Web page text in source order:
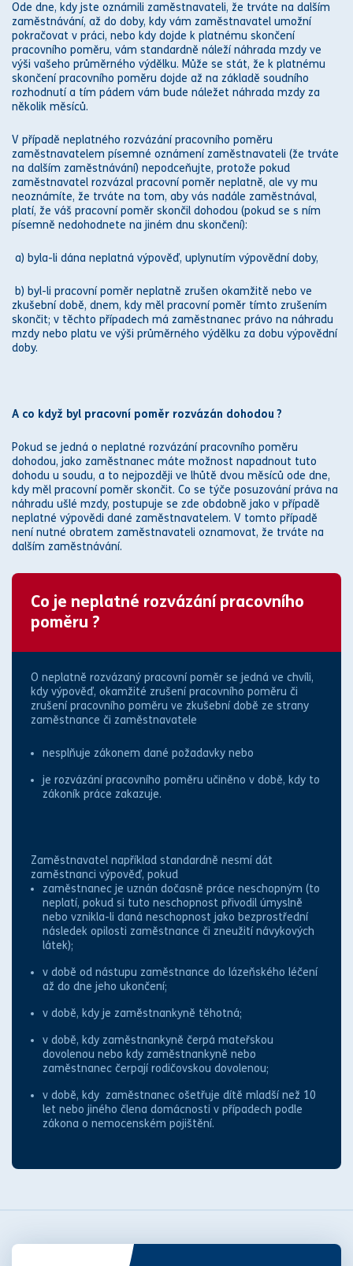
Co je neplatné rozvázání pracovního
poměru ?
O neplatně rozvázaný pracovní poměr se jedná ve chvíli,
kdy výpověď, okamžité zrušení pracovního poměru či
zrušení pracovního poměru ve zkušební době ze strany
zaměstnance či zaměstnavatele
nesplňuje zákonem dané požadavky nebo
je rozvázání pracovního poměru učiněno v době, kdy to
zákoník práce zakazuje.
Zaměstnavatel například standardně nesmí dát
zaměstnanci výpověď, pokud
zaměstnanec je uznán dočasně práce neschopným (to
neplatí, pokud si tuto neschopnost přivodil úmyslně
nebo vznikla-li daná neschopnost jako bezprostřední
následek opilosti zaměstnance či zneužití návykových
látek);
v době od nástupu zaměstnance do lázeňského léčení
až do dne jeho ukončení;
v době, kdy je zaměstnankyně těhotná;
v době, kdy zaměstnankyně čerpá mateřskou
dovolenou nebo kdy zaměstnankyně nebo
zaměstnanec čerpají rodičovskou dovolenou;
v době, kdy zaměstnanec ošetřuje dítě mladší než 10
let nebo jiného člena domácnosti v případech podle
zákona o nemocenském pojištění.
Ode dne, kdy jste oznámili zaměstnavateli, že trváte na dalším
zaměstnávání, až do doby, kdy vám zaměstnavatel umožní
pokračovat v práci, nebo kdy dojde k platnému skončení
pracovního poměru, vám standardně náležínáhrada mzdy ve
výši vašeho průměrného výdělku. Může se stát, že k platnému
skončenípracovního poměru dojde až na základě soudního
rozhodnutí a tím pádem vám bude náležet náhrada mzdy za
několik měsíců.
V případě neplatného rozvázání pracovního poměru
zaměstnavatelem písemné oznámení zaměstnavateli (že trváte
na dalším zaměstnávání) nepodceňujte, protože pokud
zaměstnavatel rozvázal pracovní poměr neplatně, ale vy mu
neoznámíte, že trváte na tom, aby vás nadále zaměstnával,
platí, že váš pracovní poměr skončil dohodou (pokud se s ním
písemně nedohodnete na jiném dnu skončení):
a) byla-li dána neplatná výpověď, uplynutím výpovědní doby,
b) byl-li pracovní poměr neplatně zrušen okamžitě nebo ve
zkušební době, dnem, kdy měl pracovní poměr tímto zrušením
skončit; v těchto případech má zaměstnanec právo na náhradu
mzdy nebo platu ve výši průměrného výdělku za dobu výpovědní
doby.
A co když byl pracovní poměr rozvázán dohodou ?
Pokud se jedná o neplatné rozvázání pracovního poměru
dohodou, jako zaměstnanec máte možnost napadnout tuto
dohodu u soudu, a to nejpozději ve lhůtě dvou měsíců ode dne,
kdy měl pracovní poměr skončit. Co se týče posuzovánípráva na
náhradu ušlé mzdy, postupuje se zde obdobně jako v případě
neplatné výpovědi dané zaměstnavatelem. V tomto případě
není nutné obratem zaměstnavateli oznamovat, že trváte na
dalším zaměstnávání.